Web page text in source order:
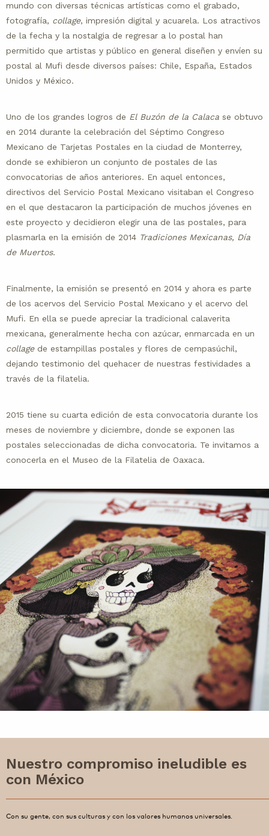
mundo con diversas técnicas artísticas como el grabado,
fotografía, collage, impresión digital y acuarela. Los atractivos
de la fecha y la nostalgia de regresar a lo postal han
permitido que artistas y público en general diseñen y envíen su
postal al Mufi desde diversos países: Chile, España, Estados
Unidos y México.
Uno de los grandes logros de El Buzón de la Calaca se obtuvo
en 2014 durante la celebración del Séptimo Congreso
Mexicano de Tarjetas Postales en la ciudad de Monterrey,
donde se exhibieron un conjunto de postales de las
convocatorias de años anteriores. En aquel entonces,
directivos del Servicio Postal Mexicano visitaban el Congreso
en el que destacaron la participación de muchos jóvenes en
este proyecto y decidieron elegir una de las postales, para
plasmarla en la emisión de 2014 Tradiciones Mexicanas, Día
de Muertos.
Finalmente, la emisión se presentó en 2014 y ahora es parte
de los acervos del Servicio Postal Mexicano y el acervo del
Mufi. En ella se puede apreciar la tradicional calaverita
mexicana, generalmente hecha con azúcar, enmarcada en un
collage de estampillas postales y flores de cempasúchil,
dejando testimonio del quehacer de nuestras festividades a
través de la filatelia.
2015 tiene su cuarta edición de esta convocatoria durante los
meses de noviembre y diciembre, donde se exponen las
postales seleccionadas de dicha convocatoria. Te invitamos a
conocerla en el Museo de la Filatelia de Oaxaca.
Nuestro compromiso ineludible es
con México
Con su gente, con sus culturas y con los valores humanos universales.